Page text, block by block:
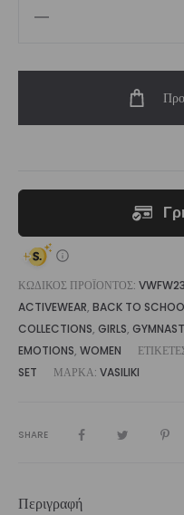
Vasiliki
ΚΩΔΙΚΌΣ ΠΡΟΪΌΝΤΟΣ:
ACTIVEWEAR, BACK TO
COLLECTIONS, GIRLS,
EMOTIONS, WOMEN
SET
ΜΆΡΚΑ: VASILIKI
SHARE
Περιγραφή